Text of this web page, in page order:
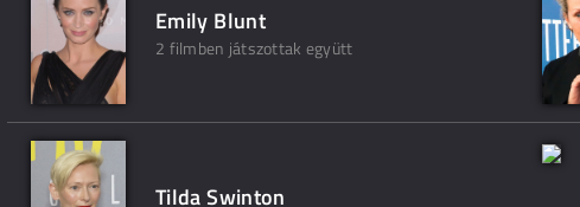
Emily Blunt
2 filmben játszottak együtt
Tilda Swinton